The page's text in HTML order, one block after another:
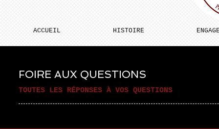
ACCUEIL HISTOIRE
FOIRE AUX QUESTIONS
TOUTES LES RÉPONSES À VOS QUESTIONS